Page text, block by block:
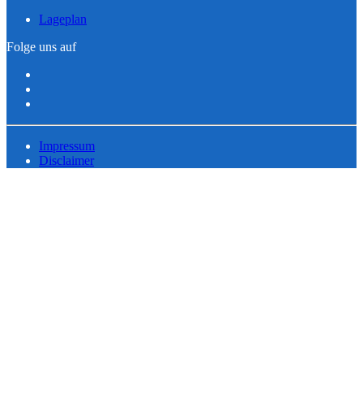
Lageplan
Folge uns auf
Impressum
Disclaimer